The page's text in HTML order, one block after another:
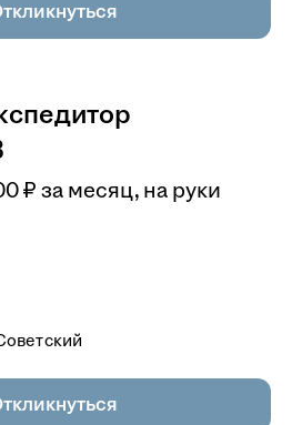
₽ за месяц, на руки